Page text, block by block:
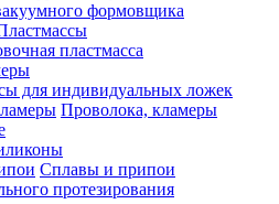
формовщика
пластмасса
для индивидуальных ложек
Проволока, кламеры
Сплавы и припои
протезирования